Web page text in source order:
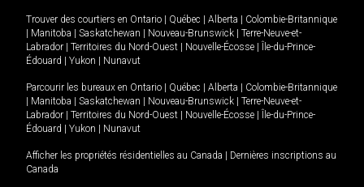
Trouver des courtiers en Ontario Québec Alberta
Colombie-Britannique
Manitoba Saskatchewan Nouveau-Brunswick
Terre-Neuve-et-
Labrador
Territoires du Nord-Ouest Nouvelle-Écosse
Île-du-Prince-
Édouard
Yukon Nunavut
Parcourir les bureaux en Ontario Québec Alberta
Colombie-Britannique
Manitoba Saskatchewan Nouveau-Brunswick
Terre-Neuve-et-
Labrador
Territoires du Nord-Ouest Nouvelle-Écosse
Île-du-Prince-
Édouard
Yukon Nunavut
Afficher les propriétés résidentielles au Canada
Dernières inscriptions au
Canada